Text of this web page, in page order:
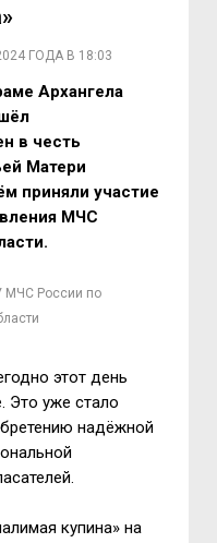
ГОДА В 18:03
Архангела
в честь
Матери
приняли участие
МЧС
МЧС России по
этот день
Это уже стало
надёжной
купина» на